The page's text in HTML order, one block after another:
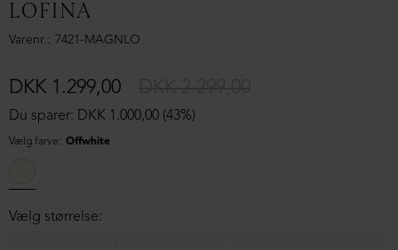
LOFINA
Varenr. 7421-MAGNLO
Du sparer: DKK 1.000,00 (43%)
DKK 1.299,00
Vælg farve: Offwhite
Vælg størrelse: